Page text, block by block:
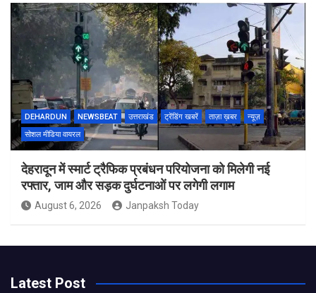
DEHARDUN NEWSBEAT उत्तराखंड ट्रेंडिंग खबरें ताज़ा ख़बर
न्यूज़
सोशल मीडिया वायरल
देहरादून में स्मार्ट ट्रैफिक प्रबंधन परियोजना को मिलेगी नई
रफ्तार, जाम और सड़क दुर्घटनाओं पर लगेगी लगाम
August 6, 2026 Janpaksh Today
Latest Post